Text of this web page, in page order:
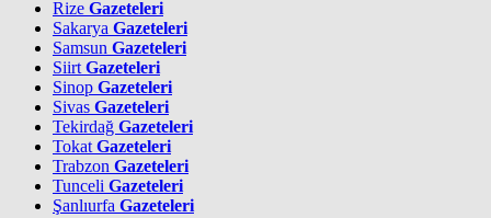
Rize Gazeteleri
Sakarya Gazeteleri
Samsun Gazeteleri
Siirt Gazeteleri
Sinop Gazeteleri
Sivas Gazeteleri
Tekirdağ Gazeteleri
Tokat Gazeteleri
Trabzon Gazeteleri
Tunceli Gazeteleri
Şanlıurfa Gazeteleri